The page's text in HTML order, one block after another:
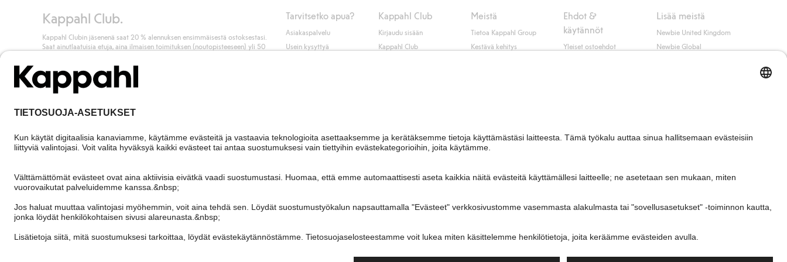
Kappahl Club.
Kappahl Clubin jäsenenä saat 20 % alennuksen ensimmäisestä ostoksestasi.
Saat ainutlaatuisia etuja, aina ilmaisen toimituksen (noutopisteeseen) yli 50
Liity jäseneksi
Tarvitsetko apua?
Asiakaspalvelu
Usein kysyttyä
Peru ostoksesi
Kappahl Club
Kirjaudu sisään
Kappahl Club
Meistä
Tietoa Kappahl Group
Kestävä kehitys
Ehdot &
käytännöt
Yleiset ostoehdot
Lisää meistä
Newbie United Kingdom
Newbie Global
Finland Vaihda maata
Cookies